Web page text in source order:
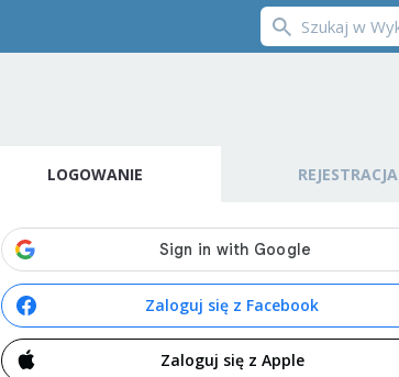
LOGOWANIE REJESTRACJA
Zaloguj się z Facebook
Zaloguj się z Apple